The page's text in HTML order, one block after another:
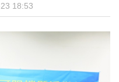
18:53